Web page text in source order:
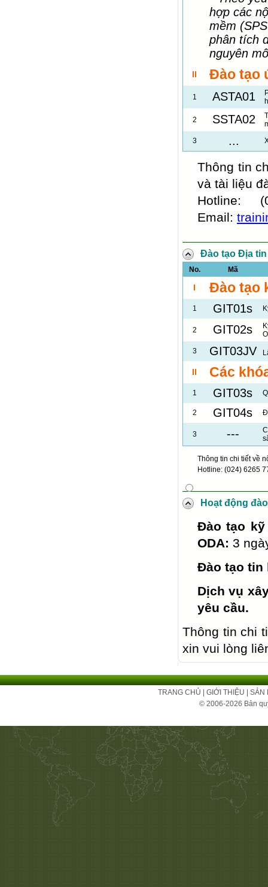
hợp các
mềm
phân tích
nguyên
II Đào tạo
1 ASTA01
2 SSTA02
3
...
Thông tin
và tài liệu
Hotline:
Email:
Đào tạo Địa
No. Mã
I Đào tạo
1 GIT01s
2 GIT02s
3
GIT03JV
II Các
1 GIT03s
2 GIT04s
3 ---
Thông tin chi tiết về
Hotline: (024) 6265
Hoạt động
Đào tạo
ODA: 3
Đào tạo tin
Dịch vụ
yêu cầu.
Thông tin chi
xin vui lòng
TRANG CHỦ GIỚI THIỆU
SẢN
© 2006-2026 Bản